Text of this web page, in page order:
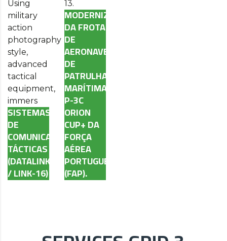
SISTEMAS
DE
COMUNICAÇÕES
TÁCTICAS
(DATALINK
/ LINK-16)
MODERNIZAÇÃO
DA FROTA
DE
AERONAVES
DE
PATRULHA
MARÍTIMA
P-3C
ORION
CUP+ DA
FORÇA
AÉREA
PORTUGUESA
(FAP).